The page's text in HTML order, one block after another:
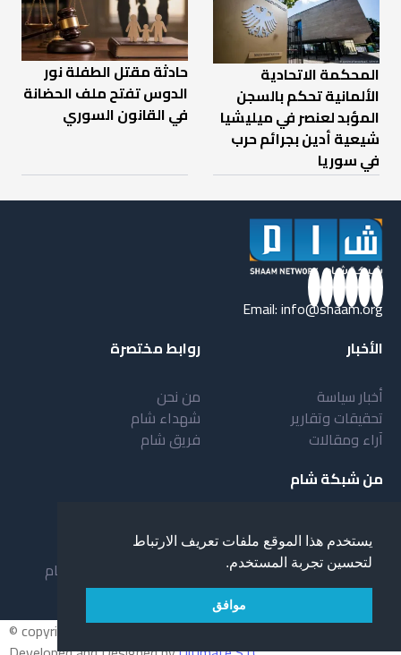
يستخدم هذا الموقع ملفات تعريف الارتباط
لتحسين تجربة المستخدم.
موافق
المحكمة الاتحادية
الألمانية تحكم بالسجن
المؤبد لعنصر في ميليشيا
شيعية أدين بجرائم حرب
في سوريا
حادثة مقتل الطفلة نور
الدوس تفتح ملف الحضانة
في القانون السوري
Email:info@shaam.org
الأخبار
أخبار سياسة
تحقيقات وتقارير
آراء ومقالات
روابط مختصرة
من نحن
شهداء شام
فريق شام
من شبكة شام
خدمات شبكة شام
المستفيدون من الشبكة
لمحة عن شبكة شبام
مقدمة عن شبكة شام
نظام العمل في شبكة شام
© copyright 2026 All rights reserved.